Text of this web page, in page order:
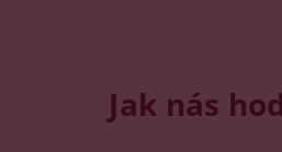
Jak nás